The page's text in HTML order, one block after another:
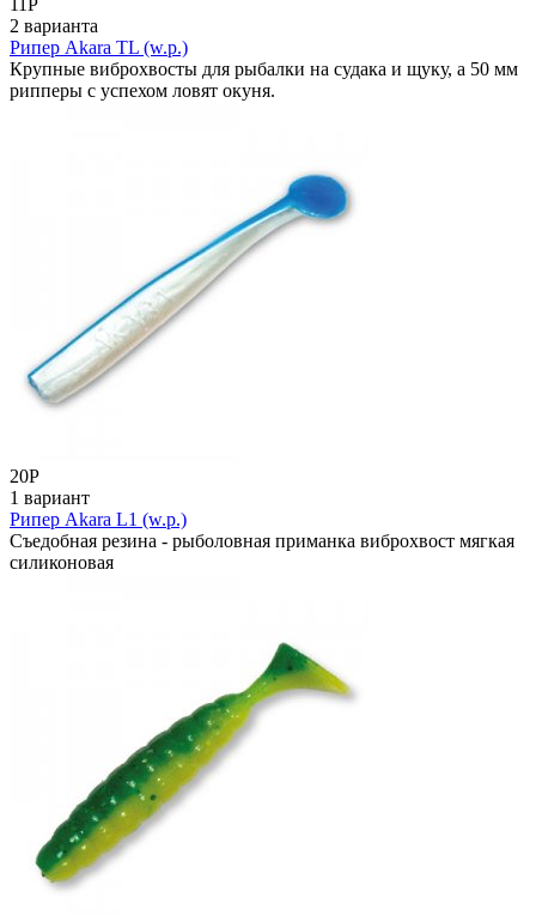
2 варианта
Рипер Akara TL (w.p.)
Крупные виброхвосты для рыбалки на судака и щуку, а 50 мм
рипперы с успехом ловят окуня.
20Р
1 вариант
Рипер Akara L1 (w.p.)
Съедобная резина - рыболовная приманка виброхвост мягкая
силиконовая